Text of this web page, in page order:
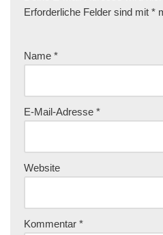
Erforderliche Felder sind mit *
Name *
E-Mail-Adresse *
Website
Kommentar *